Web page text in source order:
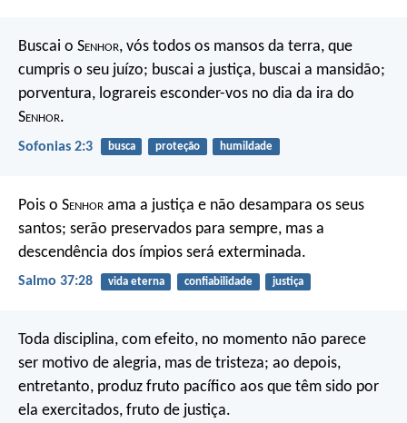
Buscai o Senhor, vós todos os mansos da terra, que
cumpris o seu juízo; buscai a justiça, buscai a mansidão;
porventura, lograreis esconder-vos no dia da ira do
Senhor.
Sofonias 2:3 busca proteção humildade
Pois o Senhor ama a justiça e não desampara os seus
santos; serão preservados para sempre, mas a
descendência dos ímpios será exterminada.
Salmo 37:28 vida eterna confiabilidade justiça
Toda disciplina, com efeito, no momento não parece
ser motivo de alegria, mas de tristeza; ao depois,
entretanto, produz fruto pacífico aos que têm sido por
ela exercitados, fruto de justiça.